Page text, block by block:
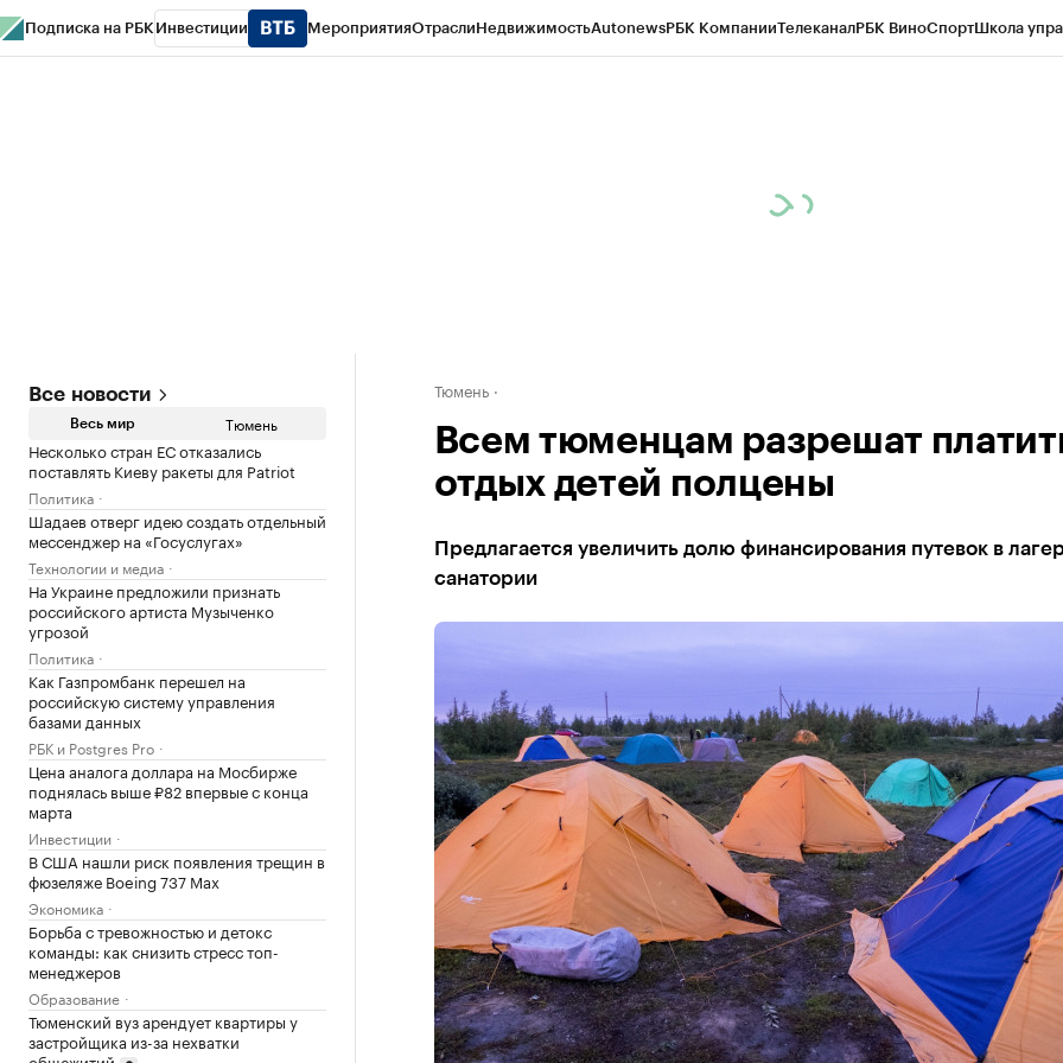
Подписка на РБК Инвестиции МероприятияОтраслиНедвижимостьAutonewsРБК КомпанииТелеканалРБК ВиноСпортШкола
Все новости
Весь мир Тюмень
Несколько стран ЕС отказались
поставлять Киеву ракеты для Patriot
Политика
Шадаев отверг идею создать отдельный
мессенджер на «Госуслугах»
Технологии и медиа
На Украине предложили признать
российского артиста Музыченко
угрозой
Политика
Как Газпромбанк перешел на
российскую систему управления
базами данных
РБК и Postgres Pro
Цена аналога доллара на Мосбирже
поднялась выше ₽82 впервые с конца
марта
Инвестиции
В США нашли риск появления трещин в
фюзеляже Boeing 737 Max
Экономика
Борьба с тревожностью и детокс
команды: как снизить стресс топ-
менеджеров
Образование
Тюменский вуз арендует квартиры у
застройщика из-за нехватки
Тюмень
Всем тюменцам разрешат
отдых детей полцены
Предлагается увеличить долю финансирования путевок в
санатории